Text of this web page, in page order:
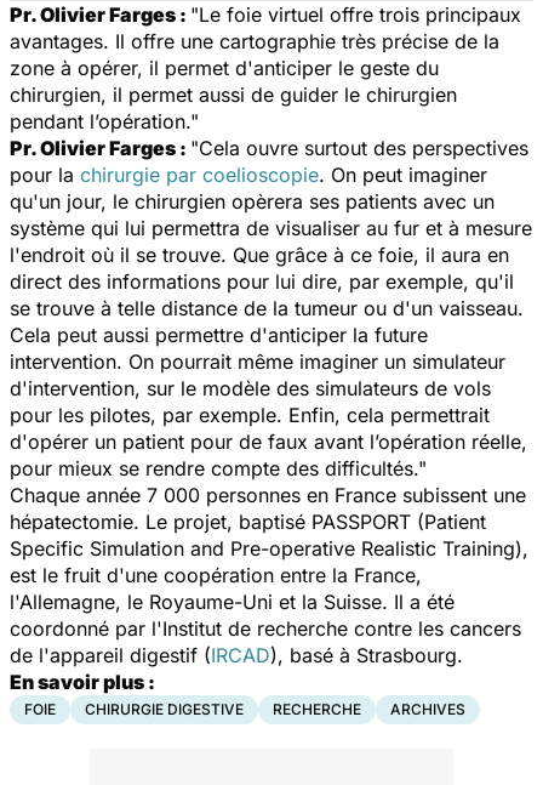
Pr. Olivier Farges : "Le foie virtuel offre trois principaux
avantages. Il offre une cartographie très précise de la
zone à opérer, il permet d'anticiper le geste du
chirurgien, il permet aussi de guider le chirurgien
pendant l’opération."
Pr. Olivier Farges : "Cela ouvre surtout des perspectives
pour la chirurgie par coelioscopie. On peut imaginer
qu'un jour, le chirurgien opèrera ses patients avec un
système qui lui permettra de visualiser au fur et à mesure
l'endroit où il se trouve. Que grâce à ce foie, il aura en
direct des informations pour lui dire, par exemple, qu'il
se trouve à telle distance de la tumeur ou d'un vaisseau.
Cela peut aussi permettre d'anticiper la future
intervention. On pourrait même imaginer un simulateur
d'intervention, sur le modèle des simulateurs de vols
pour les pilotes, par exemple. Enfin, cela permettrait
d'opérer un patient pour de faux avant l’opération réelle,
pour mieux se rendre compte des difficultés."
Chaque année 7 000 personnes en France subissent une
hépatectomie. Le projet, baptisé PASSPORT (Patient
Specific Simulation and Pre-operative Realistic Training),
est le fruit d'une coopération entre la France,
l'Allemagne, le Royaume-Uni et la Suisse. Il a été
coordonné par l'Institut de recherche contre les cancers
de l'appareil digestif (IRCAD), basé à Strasbourg.
En savoir plus :
FOIE CHIRURGIE DIGESTIVE RECHERCHE ARCHIVES